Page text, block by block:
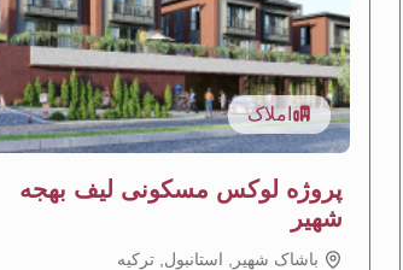
املاک
پروژه لوکس مسکونی لیف بهجه
شهیر
باشاک شهیر, استانبول, تركيه